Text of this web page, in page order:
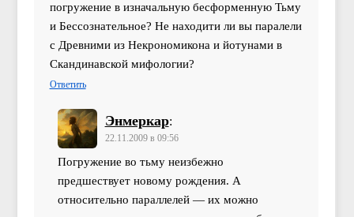
погружение в изначальную бесформенную Тьму
и Бессознательное? Не находити ли вы паралели
с Древними из Некрономикона и йотунами в
Скандинавской мифологии?
Ответить
Энмеркар:
22.11.2009 в 09:56
Погружение во тьму неизбежно
предшествует новому рождения. А
относительно параллелей — их можно